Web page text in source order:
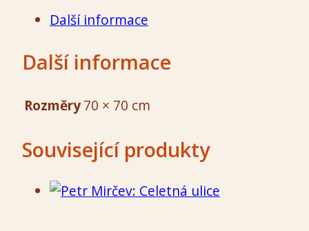
Další informace
Další informace
Rozměry70 × 70 cm
Související produkty